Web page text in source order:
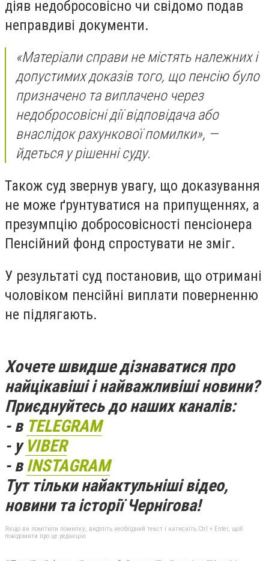
діяв недобросовісно чи свідомо подав
неправдиві документи.
«Матеріали справи не містять належних і
допустимих доказів того, що пенсію було
призначено та виплачено через
недобросовісні дії відповідача або
внаслідок рахункової помилки», —
йдеться у рішенні суду.
Також суд звернув увагу, що доказування
не може ґрунтуватися на припущеннях, а
презумпцію добросовісності пенсіонера
Пенсійний фонд спростувати не зміг.
У результаті суд постановив, що отримані
чоловіком пенсійні виплати поверненню
не підлягають.
Хочете швидше дізнаватися про
найцікавіші і найважливіші новини?
Приєднуйтесь до наших каналів:
- в TELEGRAM
- у VIBER
- вINSTAGRAM
Тут тільки найактульніші відео,
новини та історії Чернігова!
Якщо ви помітили помилку, виділіть необхідний текст і натисніть Ctrl + Enter, щоб
повідомити про це редакцію